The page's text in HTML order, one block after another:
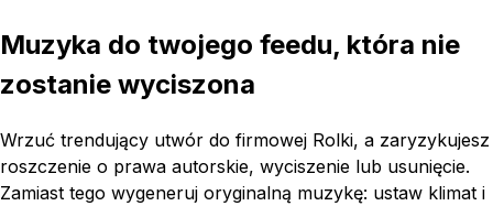
Muzyka do twojego feedu, która nie
zostanie wyciszona
Wrzuć trendujący utwór do firmowej Rolki, a zaryzykujesz
roszczenie o prawa autorskie, wyciszenie lub usunięcie.
Zamiast tego wygeneruj oryginalną muzykę: ustaw klimat i